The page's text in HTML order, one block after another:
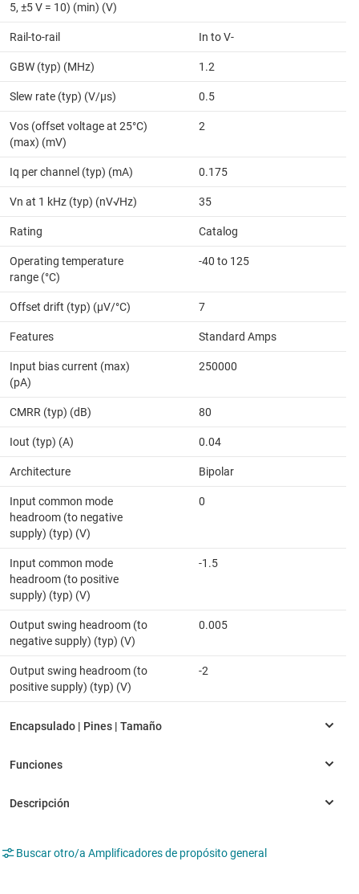
5, ±5 V = 10) (min) (V)
Rail-to-rail In to V-
GBW (typ) (MHz) 1.2
Slew rate (typ) (V/µs) 0.5
Vos (offset voltage at 25°C)
(max) (mV)
2
Iq per channel (typ) (mA) 0.175
Vn at 1 kHz (typ) (nV√Hz) 35
Rating Catalog
Operating temperature
range (°C)
-40 to 125
Offset drift (typ) (µV/°C) 7
Features Standard Amps
Input bias current (max)
(pA)
250000
CMRR (typ) (dB) 80
Iout (typ) (A) 0.04
Architecture Bipolar
Input common mode
headroom (to negative
supply) (typ) (V)
0
Input common mode
headroom (to positive
supply) (typ) (V)
-1.5
Output swing headroom (to
negative supply) (typ) (V)
0.005
Output swing headroom (to
positive supply) (typ) (V)
-2
Buscar otro/a Amplificadores de propósito general